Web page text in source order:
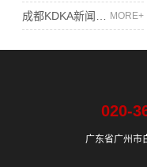
MORE+
成都KDKA新闻式电视台
020-
广东省广州市